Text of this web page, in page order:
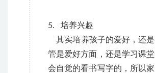
5. 培养兴趣
其实培养孩子的爱好，还
管是爱好方面，还是学习课
会自觉的看书写字的，所以